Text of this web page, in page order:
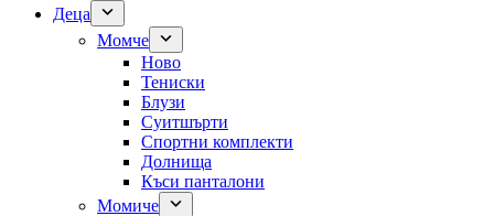
Деца
Момче
Ново
Тениски
Блузи
Суитшърти
Спортни комплекти
Долнища
Къси панталони
Момиче